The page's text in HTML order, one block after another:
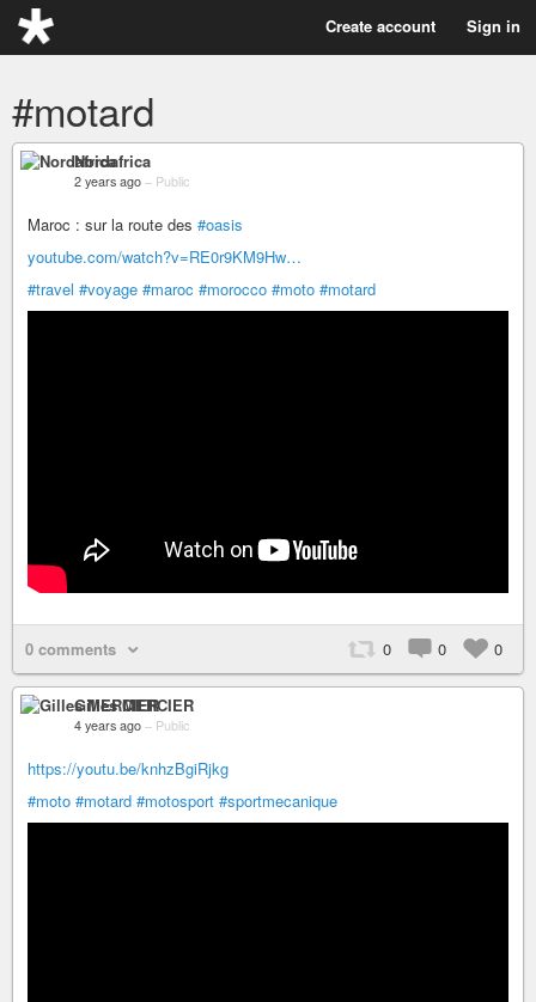
Create account Sign in
#motard
Nordafrica
2 years ago – Public
Maroc : sur la route des #oasis
youtube.com/watch?v=RE0r9KM9Hw…
#travel #voyage #maroc #morocco #moto #motard
0 comments 0 0 0
Gilles MERCIER
4 years ago – Public
https://youtu.be/knhzBgiRjkg
#moto #motard #motosport #sportmecanique